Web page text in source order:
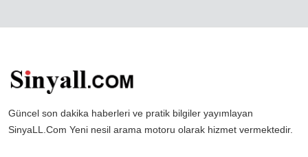
Güncel son dakika haberleri ve pratik bilgiler yayımlayan
SinyaLL.Com Yeni nesil arama motoru olarak hizmet vermektedir.